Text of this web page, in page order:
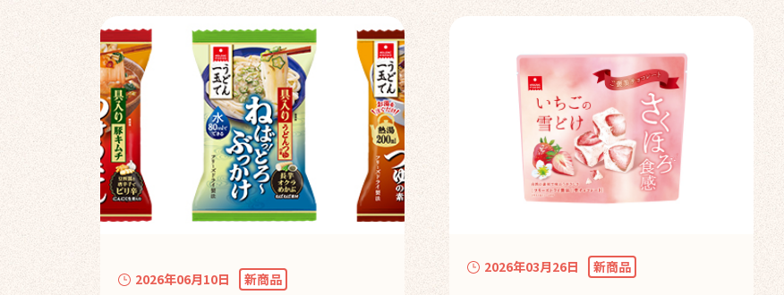
2026年06月10日 新商品
2026年03月26日 新商品